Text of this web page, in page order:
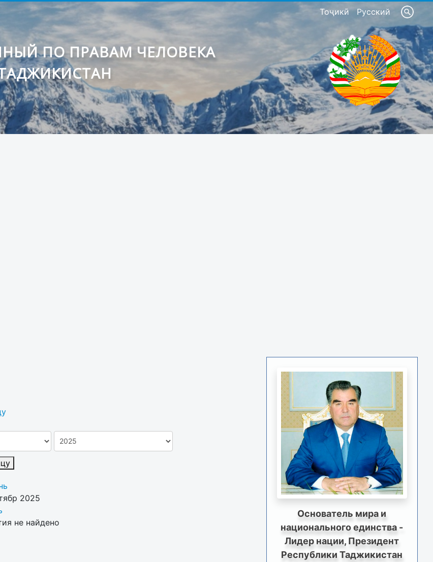
Тоҷикӣ Русский
ПО ПРАВАМ ЧЕЛОВЕКА
2025
не найдено
Основатель мира и
национального единства -
Лидер нации, Президент
Республики Таджикистан